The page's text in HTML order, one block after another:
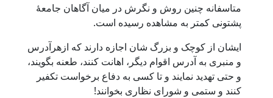
متاسفانه چنین روش و نگرش در میان آگاهان جامعۀ
پشتونی کمتر به مشاهده رسیده است.
ایشان از کوچک و بزرگ شان اجازه دارند که ازهرآدرس
و منبری به آدرس اقوام دیگر، اهانت کنند، طعنه بگویند،
و حتی تهدید نمایند و تا کسی به دفاع برخواست تکفیر
کنند و ستمی و شورای نظاری بخوانند!